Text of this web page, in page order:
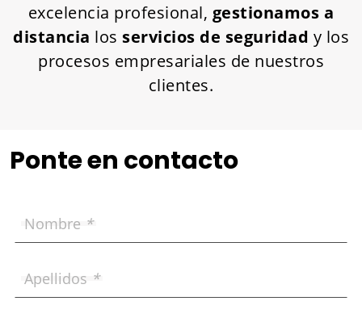
excelencia profesional, gestionamos a
distancia los servicios de seguridad y los
procesos empresariales de nuestros
clientes.
Ponte en contacto
Nombre *
Apellidos *